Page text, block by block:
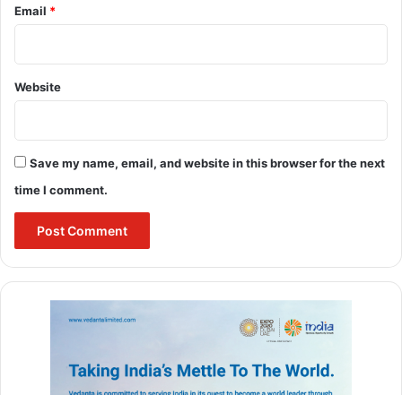
anant chaturdashi puja
anant chaturdashi puja vidhi
anant chaturdashi vrat
anant chaturdashi vrat 2024
Email *
Website
Save my name, email, and website in this browser for the next
time I comment.